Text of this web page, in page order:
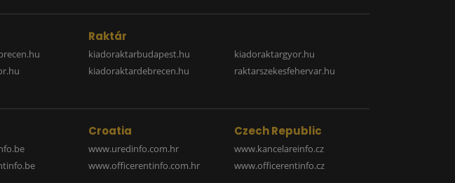
Raktár
kiadoraktarbudapest.hu
kiadoraktardebrecen.hu
kiadoraktargyor.hu
raktarszekesfehervar.hu
Croatia
www.uredinfo.com.hr
www.officerentinfo.com.hr
Czech Republic
www.kancelareinfo.cz
www.officerentinfo.cz